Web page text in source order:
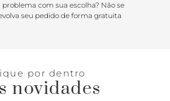
com sua escolha? Não se
seu pedido de forma gratuita
por dentro
novidades